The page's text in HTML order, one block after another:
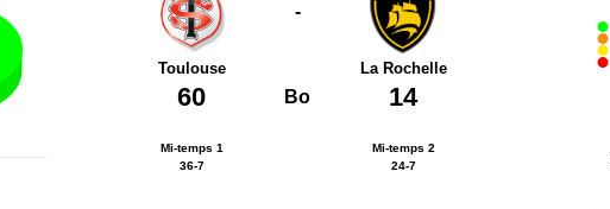
-
Toulouse La Rochelle
60 Bo 14
Mi-temps 1
Mi-temps 2
36-7
24-7